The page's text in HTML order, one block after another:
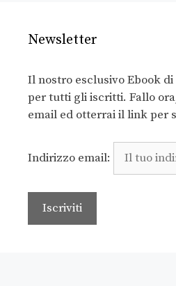
Newsletter
Il nostro esclusivo Ebook
per tutti gli iscritti. Fallo
email ed otterrai il link per
Indirizzo email: